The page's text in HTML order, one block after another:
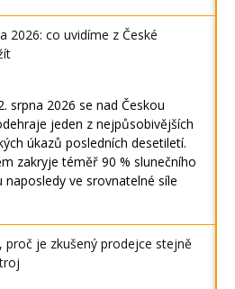
2026: co uvidíme z České
srpna 2026 se nad Českou
jeden z nejpůsobivějších
úkazů posledních desetiletí.
zakryje téměř 90 % slunečního
ve srovnatelné síle
je zkušený prodejce stejně